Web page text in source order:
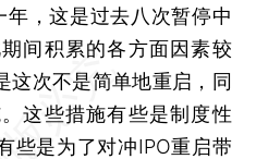
，这是过去八次暂停中
间积累的各方面因素较
这次不是简单地重启，同
这些措施有些是制度性
些是为了对冲IPO重启带